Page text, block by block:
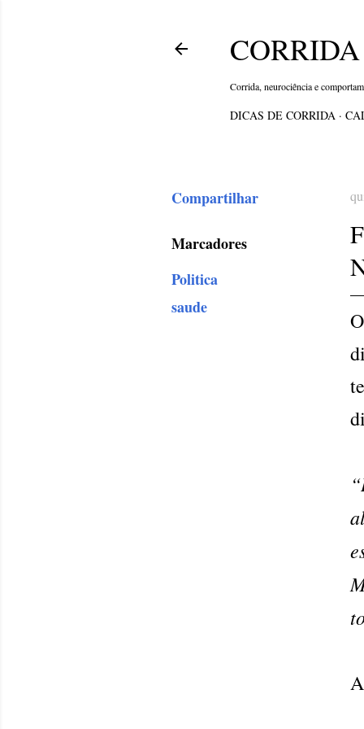
Corrida, neurociência e
DICAS DE CORRIDA
Compartilhar
Marcadores
Politica
saude